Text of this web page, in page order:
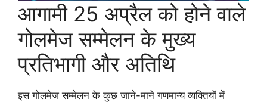
आगामी 25 अप्रैल को होने वाले
गोलमेज सम्मेलन के मुख्य
प्रतिभागी और अतिथि
इस गोलमेज सम्मेलन के कुछ जाने-माने गणमान्य व्यक्तियों में